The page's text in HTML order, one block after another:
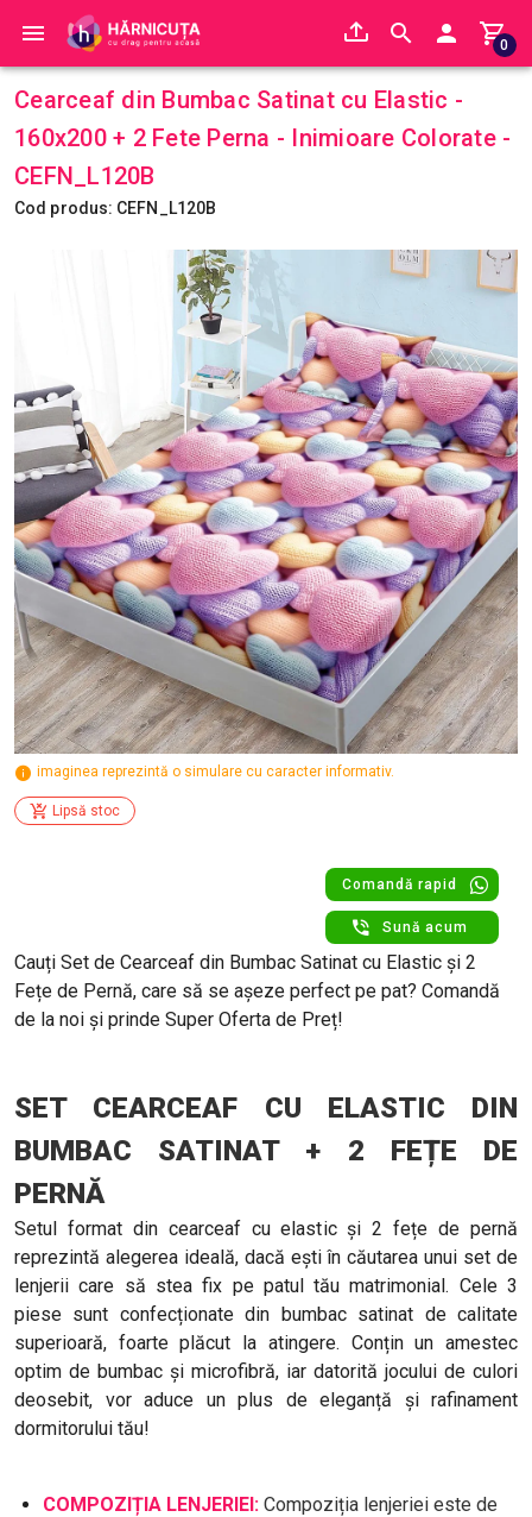
0
Cearceaf din Bumbac Satinat cu Elastic -
160x200 + 2 Fete Perna - Inimioare Colorate -
CEFN_L120B
Cod produs: CEFN_L120B
imaginea reprezintă o simulare cu caracter informativ.
Lipsă stoc
Comandă rapid
Sună acum
Cauți Set de Cearceaf din Bumbac Satinat cu Elastic și 2
Fețe de Pernă, care să se așeze perfect pe pat? Comandă
de la noi și prinde Super Oferta de Preț!
SET CEARCEAF CU ELASTIC DIN
BUMBAC SATINAT + 2 FEȚE DE
PERNĂ
Setul format din cearceaf cu elastic și 2 fețe de pernă
reprezintă alegerea ideală, dacă ești în căutarea unui set de
lenjerii care să stea fix pe patul tău matrimonial. Cele 3
piese sunt confecționate din bumbac satinat de calitate
superioară, foarte plăcut la atingere. Conțin un amestec
optim de bumbac și microfibră, iar datorită jocului de culori
deosebit, vor aduce un plus de eleganță și rafinament
dormitorului tău!
COMPOZIȚIA LENJERIEI: Compoziția lenjeriei este de